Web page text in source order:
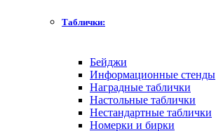
Таблички:
Бейджи
Информационные стенды
Наградные таблички
Настольные таблички
Нестандартные таблички
Номерки и бирки